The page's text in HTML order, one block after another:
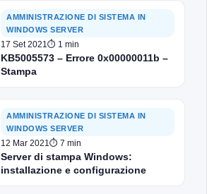
AMMINISTRAZIONE DI SISTEMA IN
WINDOWS SERVER
17 Set 2021⏱ 1 min
KB5005573 – Errore 0x00000011b –
Stampa
AMMINISTRAZIONE DI SISTEMA IN
WINDOWS SERVER
12 Mar 2021⏱ 7 min
Server di stampa Windows:
installazione e configurazione